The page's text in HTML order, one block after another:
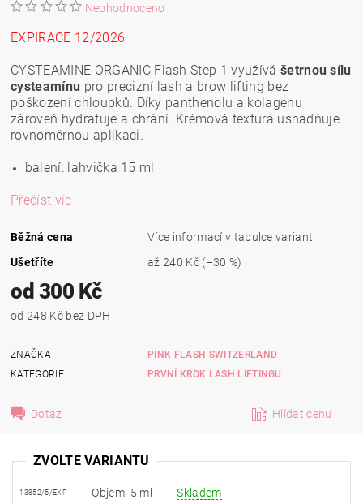
Neohodnoceno
EXPIRACE 12/2026
CYSTEAMINE ORGANIC Flash Step 1 využívá šetrnou sílu
cysteamínu pro precizní lash a brow lifting bez
poškození chloupků. Díky panthenolu a kolagenu
zároveň hydratuje a chrání. Krémová textura usnadňuje
rovnoměrnou aplikaci.
balení: lahvička 15 ml
Přečíst víc
Běžná cena
Více informací v tabulce variant
Ušetříte
až240 Kč (–30 %)
od 300 Kč
od 248 Kč bez DPH
ZNAČKA
PINK FLASH SWITZERLAND
KATEGORIE
PRVNÍ KROK LASH LIFTINGU
Dotaz Hlídat cenu
ZVOLTE VARIANTU
13852/5/EXP Objem: 5 ml Skladem